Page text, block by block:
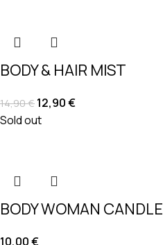
BODY & HAIR MIST
14,90€ 12,90€
Sold out
BODY WOMAN CANDLE
10,00€